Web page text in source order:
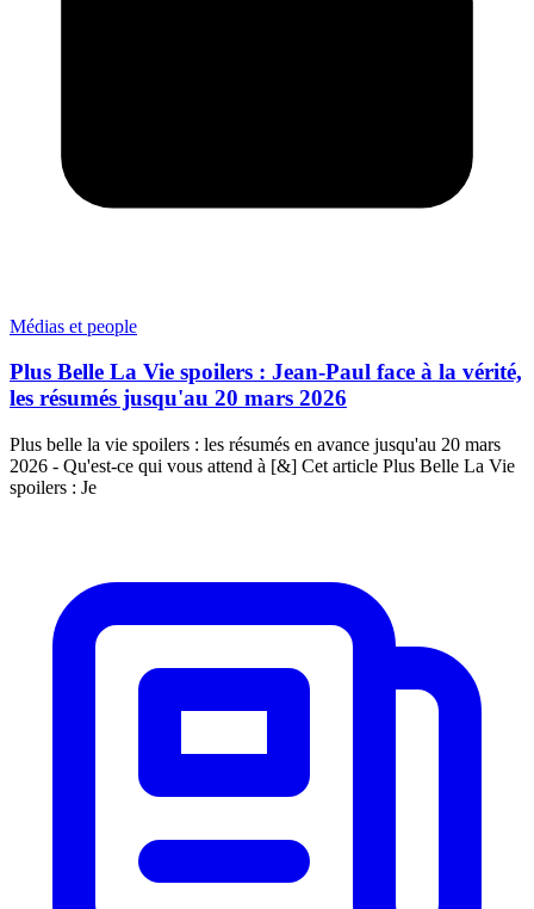
Médias et people
Plus Belle La Vie spoilers : Jean-Paul face à la vérité,
les résumés jusqu'au 20 mars 2026
Plus belle la vie spoilers : les résumés en avance jusqu'au 20 mars
2026 - Qu'est-ce qui vous attend à [&] Cet article Plus Belle La Vie
spoilers : Je